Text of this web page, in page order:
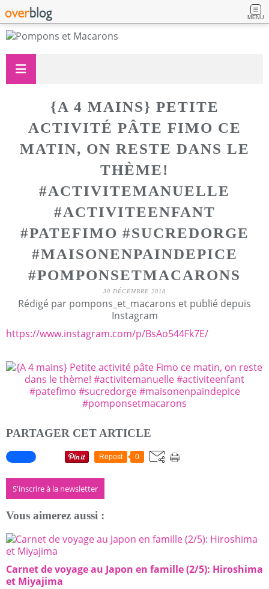
MENU
{A 4 MAINS} PETITE
ACTIVITÉ PÂTE FIMO CE
MATIN, ON RESTE DANS LE
THÈME!
#ACTIVITEMANUELLE
#ACTIVITEENFANT
#PATEFIMO #SUCREDORGE
#MAISONENPAINDEPICE
#POMPONSETMACARONS
30 DÉCEMBRE 2018
Rédigé par pompons_et_macarons et publié depuis
Instagram
https://www.instagram.com/p/BsAo544Fk7E/
PARTAGER CET ARTICLE
Repost 0
S'inscrire à la newsletter
Vous aimerez aussi :
Carnet de voyage au Japon en famille (2/5): Hiroshima
et Miyajima